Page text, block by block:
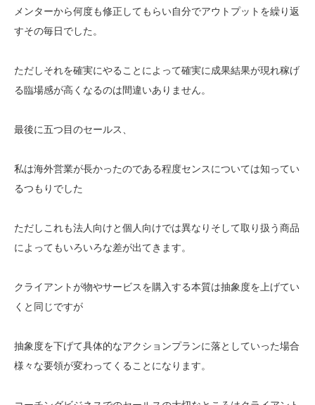
メンターから何度も修正してもらい自分でアウトプットを繰り返
すその毎日でした。
ただしそれを確実にやることによって確実に成果結果が現れ稼げ
る臨場感が高くなるのは間違いありません。
最後に五つ目のセールス、
私は海外営業が長かったのである程度センスについては知ってい
るつもりでした
ただしこれも法人向けと個人向けでは異なりそして取り扱う商品
によってもいろいろな差が出てきます。
クライアントが物やサービスを購入する本質は抽象度を上げてい
くと同じですが
抽象度を下げて具体的なアクションプランに落としていった場合
様々な要領が変わってくることになります。